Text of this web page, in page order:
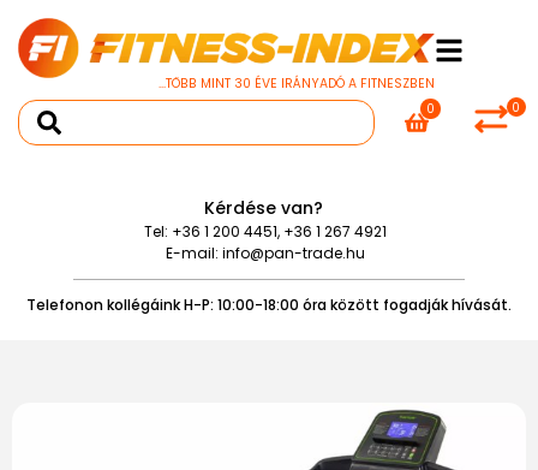
...TÖBB MINT 30 ÉVE IRÁNYADÓ A FITNESZBEN
0
0
Kérdése van?
Tel: +36 1 200 4451, +36 1 267 4921
E-mail: info@pan-trade.hu
Telefonon kollégáink H-P: 10:00-18:00 óra között fogadják hívását.